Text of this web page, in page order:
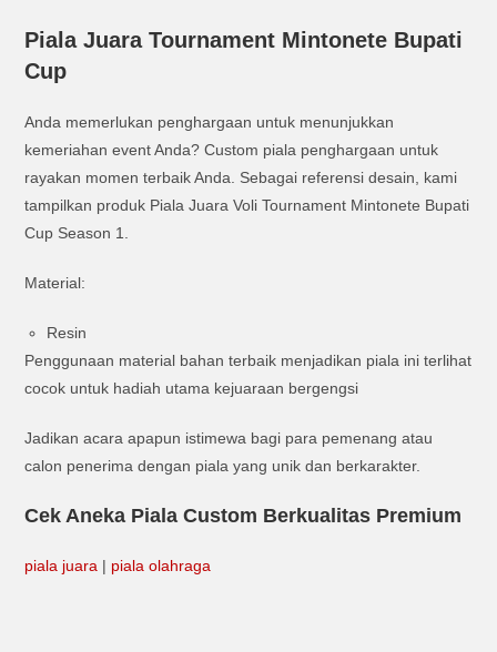
Piala Juara Tournament Mintonete Bupati
Cup
Anda memerlukan penghargaan untuk menunjukkan
kemeriahan event Anda? Custom piala penghargaan untuk
rayakan momen terbaik Anda. Sebagai referensi desain, kami
tampilkan produk Piala Juara Voli Tournament Mintonete Bupati
Cup Season 1.
Material:
Resin
Penggunaan material bahan terbaik menjadikan piala ini terlihat
cocok untuk hadiah utama kejuaraan bergengsi
Jadikan acara apapun istimewa bagi para pemenang atau
calon penerima dengan piala yang unik dan berkarakter.
Cek Aneka Piala Custom Berkualitas Premium
piala juara | piala olahraga